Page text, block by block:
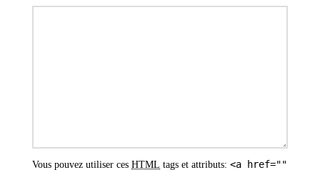
Vous pouvez utiliser ces HTML tags et attributs: <a href=""